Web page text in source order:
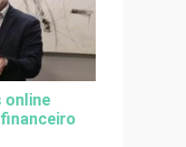
online